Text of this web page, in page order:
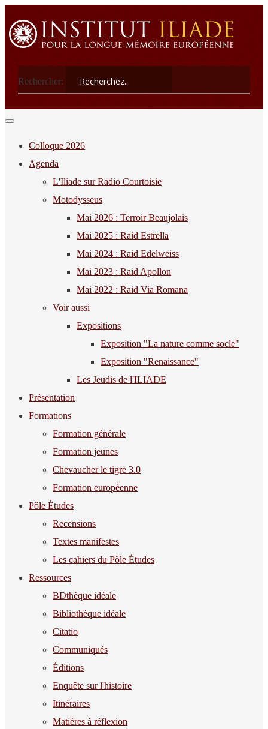
Rechercher:
Colloque 2026
Agenda
L'Iliade sur Radio Courtoisie
Motodysseus
Mai 2026 : Terroir Beaujolais
Mai 2025 : Raid Estrella
Mai 2024 : Raid Edelweiss
Mai 2023 : Raid Apollon
Mai 2022 : Raid Via Romana
Voir aussi
Expositions
Exposition "La nature comme socle"
Exposition "Renaissance"
Les Jeudis de l'ILIADE
Présentation
Formations
Formation générale
Formation jeunes
Chevaucher le tigre 3.0
Formation européenne
Pôle Études
Recensions
Textes manifestes
Les cahiers du Pôle Études
Ressources
BDthèque idéale
Bibliothèque idéale
Citatio
Communiqués
Éditions
Enquête sur l'histoire
Itinéraires
Matières à réflexion